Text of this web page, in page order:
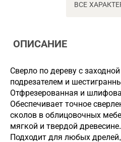
ВСЕ
ОПИСАНИЕ
Сверло по дереву с
подрезателем и
Отфрезерованная и
Обеспечивает точное
сколов в облицовочных
мягкой и твердой древесине.
Подходит для любых